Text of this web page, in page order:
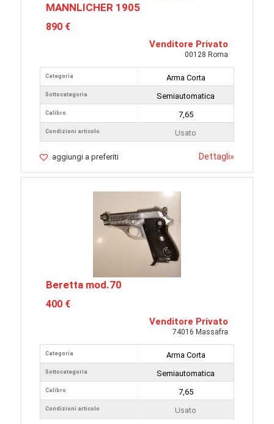
MANNLICHER 1905
890 €
Venditore Privato
00128 Roma
Categoria
Sottocategoria
Calibro
Condizioni articolo
Arma Corta
Semiautomatica
7,65
Usato
aggiungi a preferiti Dettagli»
Beretta mod.70
400 €
Venditore Privato
74016 Massafra
Categoria
Sottocategoria
Calibro
Condizioni articolo
Arma Corta
Semiautomatica
7,65
Usato